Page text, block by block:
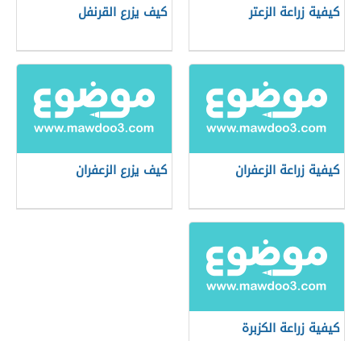
كيفية زراعة الزعتر كيف يزرع القرنفل
كيفية زراعة الزعفران كيف يزرع الزعفران
كيفية زراعة الكزبرة